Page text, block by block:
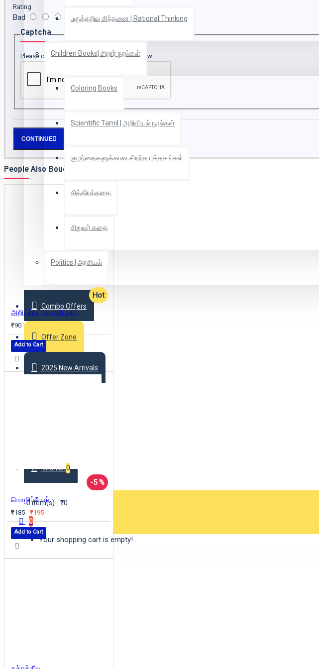
பகுத்தறிவு சிந்தனை | Rational Thinking
Children Books| சிறார் நூல்கள்
Coloring Books
Scientific Tamil | அறிவியல் நூல்கள்
குழந்தைகளுக்கான சிறந்த புத்தகங்கள்
சித்திரக்கதை
சிறுவர் கதை
Politics | அரசியல்
Combo Offers
Offer Zone
2025 New Arrivals
Wishlist0
0 item(s) - ₹0
0
Your shopping cart is empty!
Rating
Bad Good
Captcha
Please complete the captcha validation below
CONTINUE
People Also Bought
Hot
அறியப்படாத தமிழகம்
₹90
Add to Cart
-5 %
மொழிப்போர்
₹185 ₹195
Add to Cart